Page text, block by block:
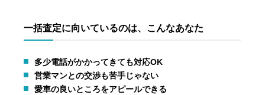
一括査定に向いているのは、こんなあなた
多少電話がかかってきても対応OK
営業マンとの交渉も苦手じゃない
愛車の良いところをアピールできる